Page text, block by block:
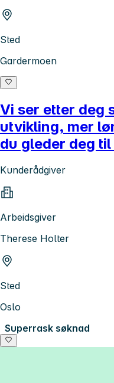
Sted
Gardermoen
Vi ser etter deg
utvikling, mer
du gleder deg
Kunderådgiver
Arbeidsgiver
Therese Holter
Sted
Oslo
Superrask søknad